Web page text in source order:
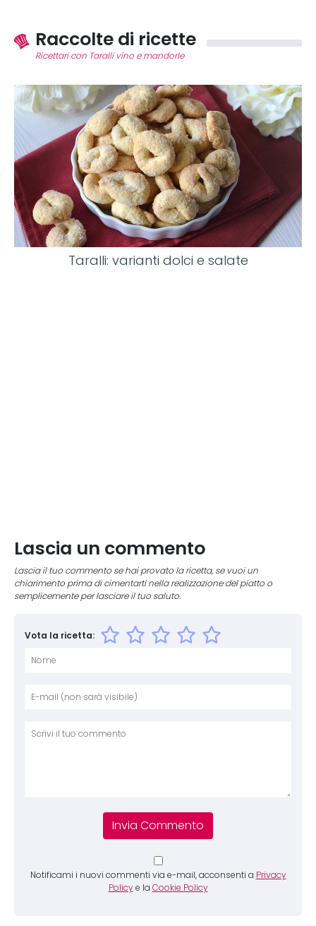
Raccolte di ricette
Ricettari con Taralli vino e mandorle
Taralli: varianti dolci e salate
Lascia un commento
Lascia il tuo commento se hai provato la ricetta, se vuoi un
chiarimento prima di cimentarti nella realizzazione del piatto o
semplicemente per lasciare il tuo saluto.
Vota la ricetta:
Notificami i nuovi commenti via e-mail, acconsenti a Privacy
Policy e la Cookie Policy